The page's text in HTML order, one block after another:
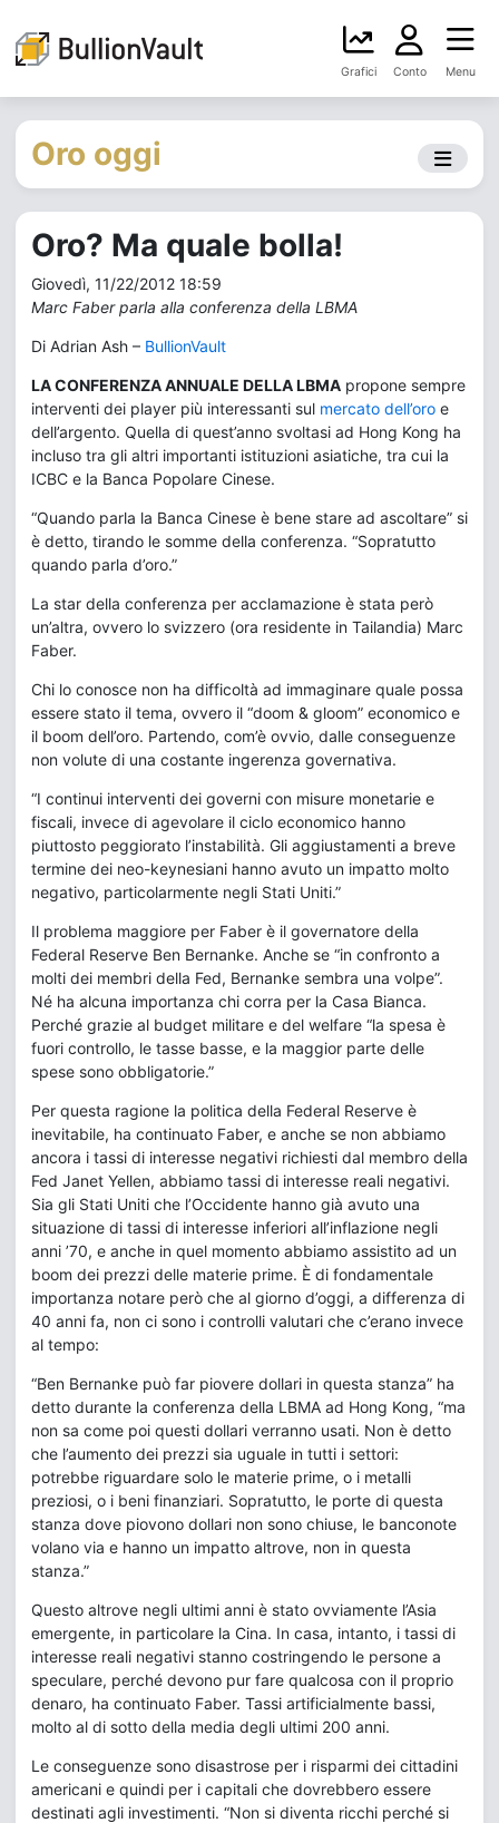
Grafici Conto Menu
Oro oggi
Oro? Ma quale bolla!
Giovedì, 11/22/2012 18:59
Marc Faber parla alla conferenza della LBMA
Di Adrian Ash – BullionVault
LA CONFERENZA ANNUALE DELLA LBMA propone sempre
interventi dei player più interessanti sul mercato dell’oro e
dell’argento. Quella di quest’anno svoltasi ad Hong Kong ha
incluso tra gli altri importanti istituzioni asiatiche, tra cui la
ICBC e la Banca Popolare Cinese.
“Quando parla la Banca Cinese è bene stare ad ascoltare” si
è detto, tirando le somme della conferenza. “Sopratutto
quando parla d’oro.”
La star della conferenza per acclamazione è stata però
un’altra, ovvero lo svizzero (ora residente in Tailandia) Marc
Faber.
Chi lo conosce non ha difficoltà ad immaginare quale possa
essere stato il tema, ovvero il “doom & gloom” economico e
il boom dell’oro. Partendo, com’è ovvio, dalle conseguenze
non volute di una costante ingerenza governativa.
“I continui interventi dei governi con misure monetarie e
fiscali, invece di agevolare il ciclo economico hanno
piuttosto peggiorato l’instabilità. Gli aggiustamenti a breve
termine dei neo-keynesiani hanno avuto un impatto molto
negativo, particolarmente negli Stati Uniti.”
Il problema maggiore per Faber è il governatore della
Federal Reserve Ben Bernanke. Anche se “in confronto a
molti dei membri della Fed, Bernanke sembra una volpe”.
Né ha alcuna importanza chi corra per la Casa Bianca.
Perché grazie al budget militare e del welfare “la spesa è
fuori controllo, le tasse basse, e la maggior parte delle
spese sono obbligatorie.”
Per questa ragione la politica della Federal Reserve è
inevitabile, ha continuato Faber, e anche se non abbiamo
ancora i tassi di interesse negativi richiesti dal membro della
Fed Janet Yellen, abbiamo tassi di interesse reali negativi.
Sia gli Stati Uniti che l’Occidente hanno già avuto una
situazione di tassi di interesse inferiori all’inflazione negli
anni ’70, e anche in quel momento abbiamo assistito ad un
boom dei prezzi delle materie prime. È di fondamentale
importanza notare però che al giorno d’oggi, a differenza di
40 anni fa, non ci sono i controlli valutari che c’erano invece
al tempo:
“Ben Bernanke può far piovere dollari in questa stanza” ha
detto durante la conferenza della LBMA ad Hong Kong, “ma
non sa come poi questi dollari verranno usati. Non è detto
che l’aumento dei prezzi sia uguale in tutti i settori:
potrebbe riguardare solo le materie prime, o i metalli
preziosi, o i beni finanziari. Sopratutto, le porte di questa
stanza dove piovono dollari non sono chiuse, le banconote
volano via e hanno un impatto altrove, non in questa
stanza.”
Questo altrove negli ultimi anni è stato ovviamente l’Asia
emergente, in particolare la Cina. In casa, intanto, i tassi di
interesse reali negativi stanno costringendo le persone a
speculare, perché devono pur fare qualcosa con il proprio
denaro, ha continuato Faber. Tassi artificialmente bassi,
molto al di sotto della media degli ultimi 200 anni.
Le conseguenze sono disastrose per i risparmi dei cittadini
americani e quindi per i capitali che dovrebbero essere
destinati agli investimenti. “Non si diventa ricchi perché si